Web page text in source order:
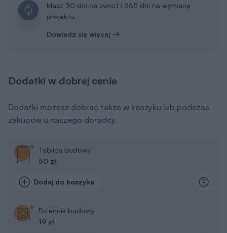
Masz 30 dni na zwrot i 365 dni na wymianę
projektu
Dowiedz się więcej
Dodatki w dobrej cenie
Dodatki możesz dobrać także w koszyku lub podczas
zakupów u naszego doradcy.
Tablica budowy
50 zł
Dodaj do koszyka
Dziennik budowy
19 zł